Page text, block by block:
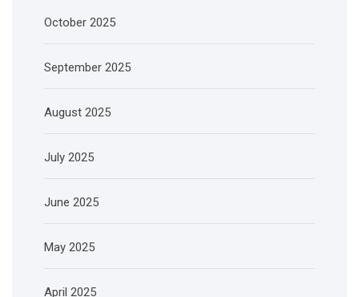
October 2025
September 2025
August 2025
July 2025
June 2025
May 2025
April 2025